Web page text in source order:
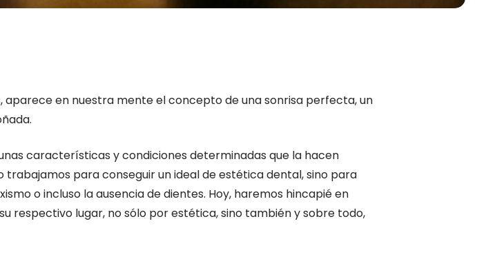
aparece en nuestra mente el concepto de una sonrisa perfecta, un
características y condiciones determinadas que la hacen
para conseguir un ideal de estética dental, sino para
o incluso la ausencia de dientes. Hoy, haremos hincapié en
respectivo lugar, no sólo por estética, sino también y sobre todo,